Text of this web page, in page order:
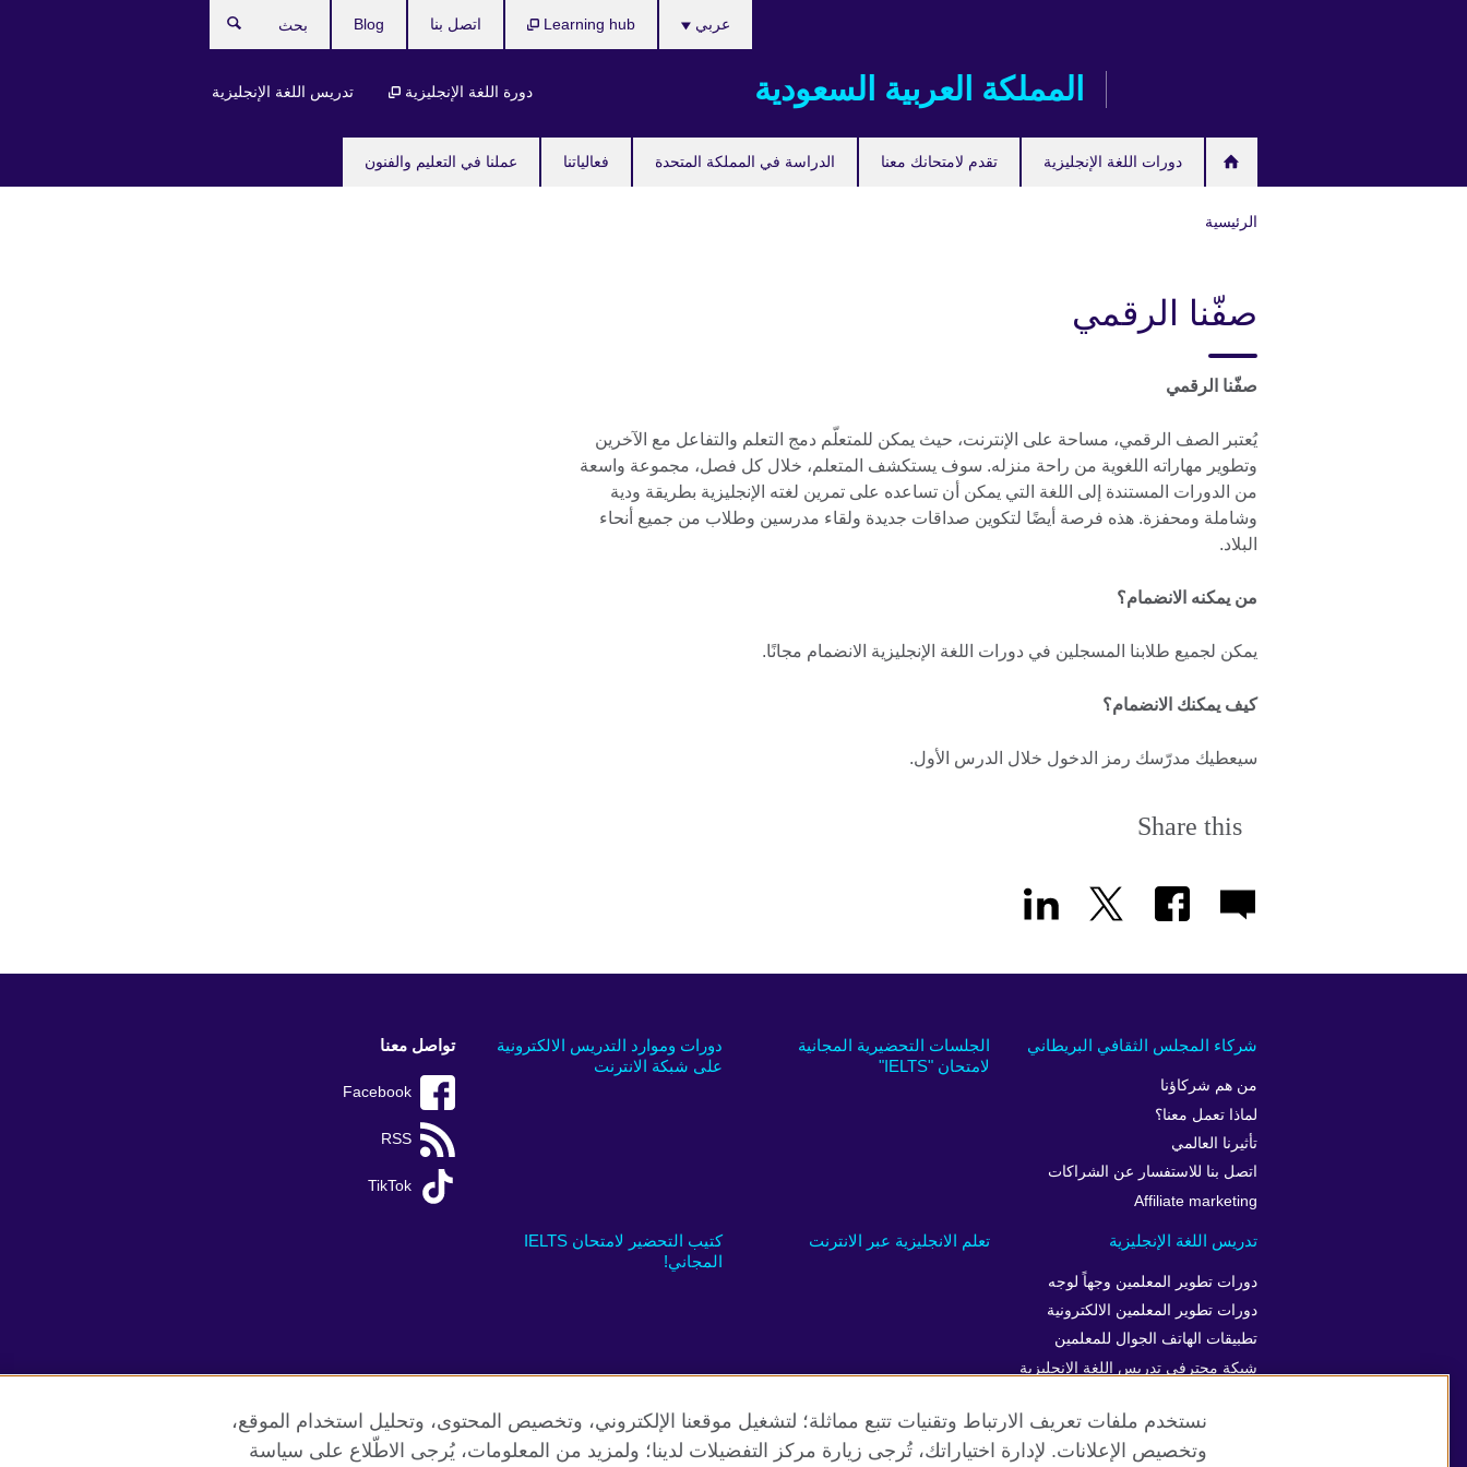
المملكة العربية السعودية
دورات اللغة الإنجليزية تقدم لامتحانك معنا الدراسة في المملكة المتحدة فعالياتنا عملنا في التعليم والفنون
عربي
دورة اللغة الإنجليزية تدريس اللغة الإنجليزية
Learning hub اتصل بنا Blog
الرئيسية
صفّنا الرقمي
صفّنا الرقمي
يُعتبر الصف الرقمي، مساحة على الإنترنت، حيث يمكن للمتعلّم دمج التعلم والتفاعل مع الآخرين
وتطوير مهاراته اللغوية من راحة منزله. سوف يستكشف المتعلم، خلال كل فصل، مجموعة واسعة
من الدورات المستندة إلى اللغة التي يمكن أن تساعده على تمرين لغته الإنجليزية بطريقة ودية
وشاملة ومحفزة. هذه فرصة أيضًا لتكوين صداقات جديدة ولقاء مدرسين وطلاب من جميع أنحاء
البلاد.
من يمكنه الانضمام؟
يمكن لجميع طلابنا المسجلين في دورات اللغة الإنجليزية الانضمام مجانًا.
كيف يمكنك الانضمام؟
سيعطيك مدرّسك رمز الدخول خلال الدرس الأول.
Share this
دورات وموارد التدريس الالكترونية
على شبكة الانترنت
الجلسات التحضيرية المجانية
لامتحان "IELTS"
شركاء المجلس الثقافي البريطاني
من هم شركاؤنا
لماذا تعمل معنا؟
تأثيرنا العالمي
اتصل بنا للاستفسار عن الشراكات
Affiliate marketing
كتيب التحضير لامتحان IELTS
المجاني!
تعلم الانجليزية عبر الانترنت تدريس اللغة الإنجليزية
دورات تطوير المعلمين وجهاً لوجه
دورات تطوير المعلمين الالكترونية
تطبيقات الهاتف الجوال للمعلمين
شبكة محترفي تدريس اللغة الإنجليزية
تواصل معنا
Facebook
RSS
TikTok
نستخدم ملفات تعريف الارتباط وتقنيات تتبع مماثلة؛ لتشغيل موقعنا الإلكتروني، وتخصيص المحتوى، وتحليل استخدام الموقع،
وتخصيص الإعلانات. لإدارة اختياراتك، تُرجى زيارة مركز التفضيلات لدينا؛ ولمزيد من المعلومات، يُرجى الاطّلاع على سياسة